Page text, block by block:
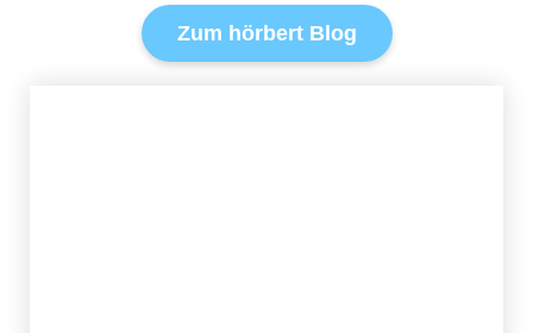
Zum hörbert Blog